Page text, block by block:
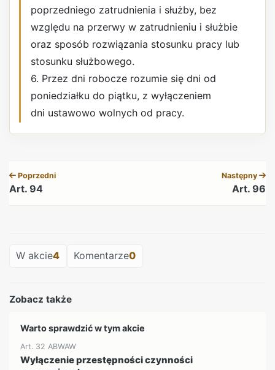
poprzedniego zatrudnienia i służby, bez
względu na przerwy w zatrudnieniu i służbie
oraz sposób rozwiązania stosunku pracy lub
stosunku służbowego.
6. Przez dni robocze rozumie się dni od
poniedziałku do piątku, z wyłączeniem
dni ustawowo wolnych od pracy.
Poprzedni
Art. 94
Następny
Art. 96
W akcie4 Komentarze0
Zobacz także
Warto sprawdzić w tym akcie
Art. 32 ABWAW
Wyłączenie przestępności czynności